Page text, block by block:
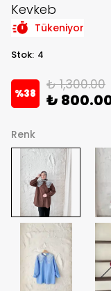
Kevkeb
Tükeniyor
Stok: 4
%38
₺ 1,300.00
₺
Renk